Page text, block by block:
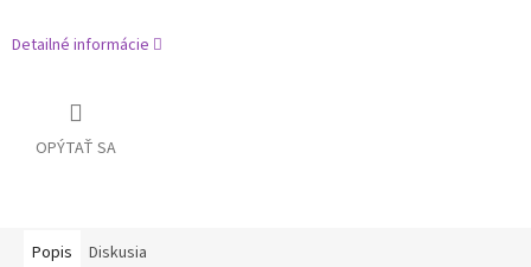
Detailné informácie
OPÝTAŤ SA
Popis Diskusia